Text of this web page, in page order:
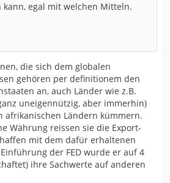
egal mit welchen Mitteln.
die sich dem globalen
gehören per definitionem den
an, auch Länder wie z.B.
uneigennützig, aber immerhin)
Ländern kümmern.
Währung reissen sie die Export-
mit dem dafür erhaltenen
der FED wurde er auf 4
ihre Sachwerte auf anderen